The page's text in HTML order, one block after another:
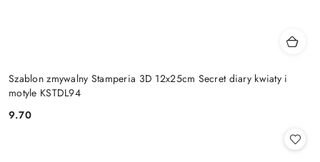
Szablon zmywalny Stamperia 3D 12x25cm Secret diary kwiaty i
motyle KSTDL94
Cena:
9.70